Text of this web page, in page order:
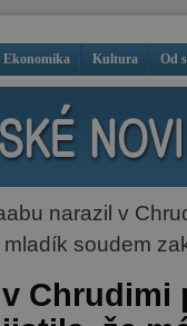
Ekonomika Kultura Od
narazil v
soudem